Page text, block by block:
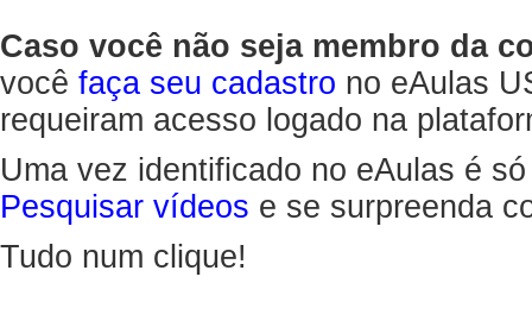
Caso você não seja membro da
você faça seu cadastro no eAulas
requeiram acesso logado na
Uma vez identificado no eAulas é
Pesquisar vídeos e se surpreenda
Tudo num clique!